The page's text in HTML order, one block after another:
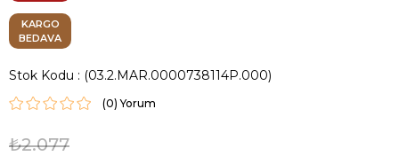
KARGO
BEDAVA
Stok Kodu (03.2.MAR.0000738114P.000)
(0)
₺2.077